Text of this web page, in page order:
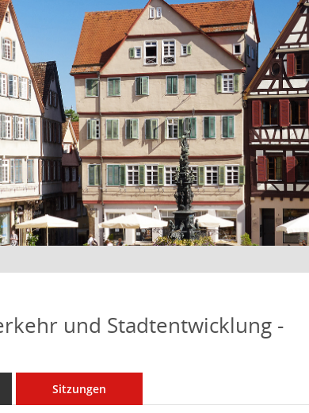
und Stadtentwicklung -
Sitzungen